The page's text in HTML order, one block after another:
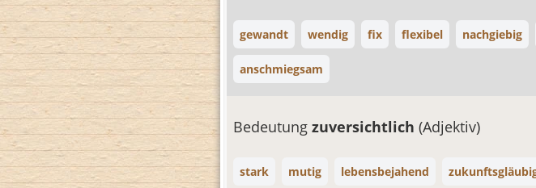
gewandt wendig fix flexibel nachgiebig
anschmiegsam
Bedeutung zuversichtlich (Adjektiv)
stark mutig lebensbejahend